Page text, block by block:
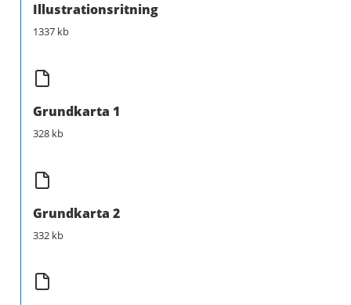
Illustrationsritning
1337 kb
Grundkarta 1
328 kb
Grundkarta 2
332 kb